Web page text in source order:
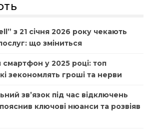
з 21 січня 2026 року чекають
що зміниться
у 2025 році: топ
зекономлять гроші та нерви
зв’язок під час відключень
пояснив ключові нюанси та розвіяв